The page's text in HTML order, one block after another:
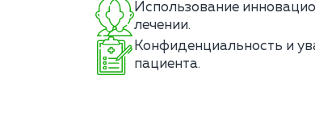
Использование
лечении.
Конфиденциальность и
пациента.